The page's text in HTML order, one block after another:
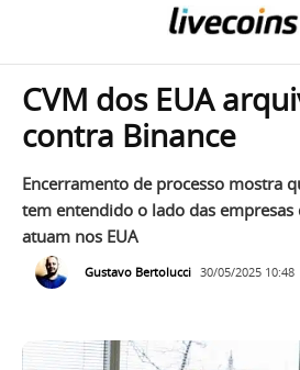
CVM dos EUA
contra Binance
Encerramento de processo mostra
tem entendido o lado das
atuam nos EUA
Gustavo Bertolucci 30/05/2025 10:48